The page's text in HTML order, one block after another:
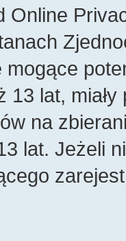
Online
13 lat,
na
lat. Jeżeli